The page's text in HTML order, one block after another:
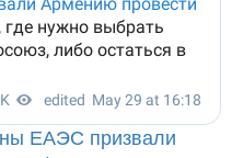
ЕАЭС призвали